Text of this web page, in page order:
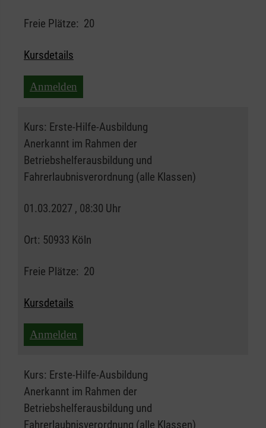
Freie Plätze: 20
Kursdetails
Anmelden
Kurs: Erste-Hilfe-Ausbildung
Anerkannt im Rahmen der
Betriebshelferausbildung und
Fahrerlaubnisverordnung (alle Klassen)
01.03.2027 , 08:30 Uhr
Ort: 50933 Köln
Freie Plätze: 20
Kursdetails
Anmelden
Kurs: Erste-Hilfe-Ausbildung
Anerkannt im Rahmen der
Betriebshelferausbildung und
Fahrerlaubnisverordnung (alle Klassen)